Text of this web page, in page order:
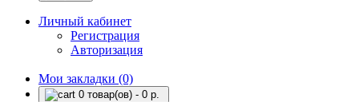
Личный кабинет
Регистрация
Авторизация
Мои закладки (0)
0 товар(ов) - 0 р.